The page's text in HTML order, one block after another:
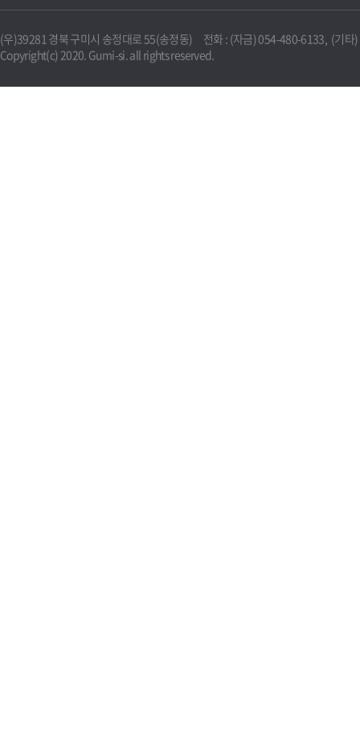
(우)39281 경북 구미시 송정대로 55(송정동) 전화 : (자금) 054-480-6133, (기타
Copyright(c) 2020. Gumi-si. all rights reserved.